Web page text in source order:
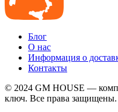
Блог
О нас
Информация о
Контакты
© 2024 GM HOUSE —
ключ. Все права защищены.